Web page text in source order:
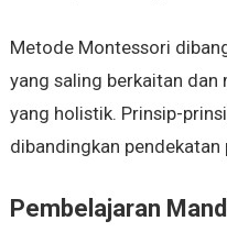
Metode Montessori
yang saling berkaitan
yang holistik. Prinsip-
dibandingkan
Pembelajaran